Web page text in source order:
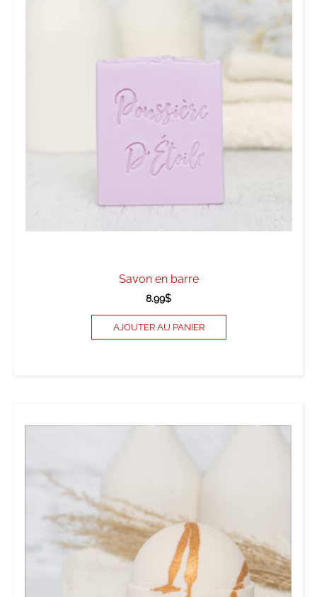
Savon en barre
8.99$
AJOUTER AU PANIER
options
peuvent
choisies
sur
du
produit